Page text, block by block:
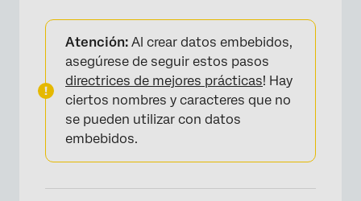
Atención: Al crear datos embebidos,
asegúrese de seguir estos pasos
directrices de mejores prácticas! Hay
ciertos nombres y caracteres que no
se pueden utilizar con datos
embebidos.